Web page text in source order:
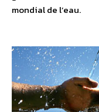
mondial de l’eau.